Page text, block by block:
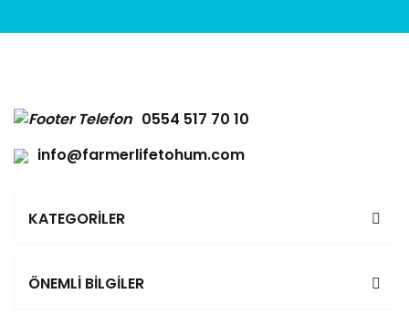
0554 517 70 10
info@farmerlifetohum.com
KATEGORİLER
ÖNEMLİ BİLGİLER